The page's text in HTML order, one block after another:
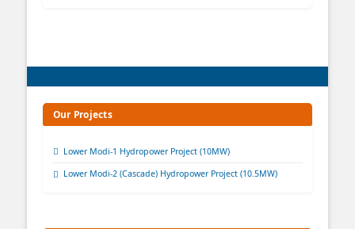
Our Projects
Lower Modi-1 Hydropower Project (10MW)
Lower Modi-2 (Cascade) Hydropower Project (10.5MW)